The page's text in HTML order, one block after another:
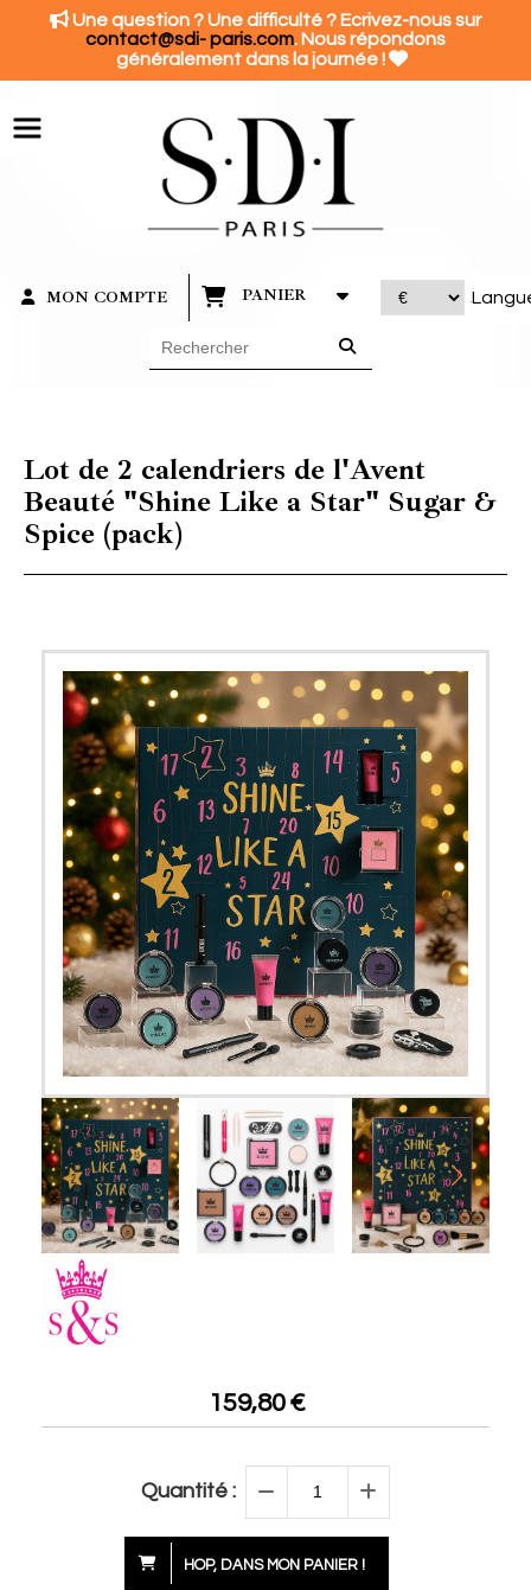
Une question ? Une difficulté ? Ecrivez-nous sur
contact@sdi- paris.com. Nous répondons
généralement dans la journée !
MON COMPTE PANIER
Lot de 2 calendriers de l'Avent
Beauté "Shine Like a Star" Sugar &
Spice (pack)
159,80€
Quantité :
HOP, DANS MON PANIER !
Panneau de gestion des cookies